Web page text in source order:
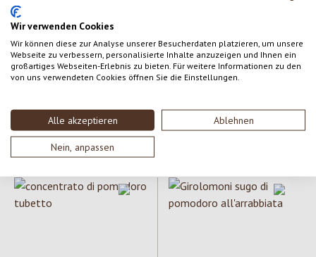
Wir verwenden Cookies
Wir können diese zur Analyse unserer Besucherdaten platzieren, um unsere
Webseite zu verbessern, personalisierte Inhalte anzuzeigen und Ihnen ein
großartiges Webseiten-Erlebnis zu bieten. Für weitere Informationen zu den
von uns verwendeten Cookies öffnen Sie die Einstellungen.
Alle akzeptieren Ablehnen
Nein, anpassen
Valutazione media di 5 su 5 stelle
Zwergenwiese
Soul Kitchen Chili senza Carne
Contenuto:370 g
(8,89 € / kg)
Prezzo normale:
3,29 €
LaSelva
salsa con capperi La Selva
Contenuto:280 g
(9,82 € / kg)